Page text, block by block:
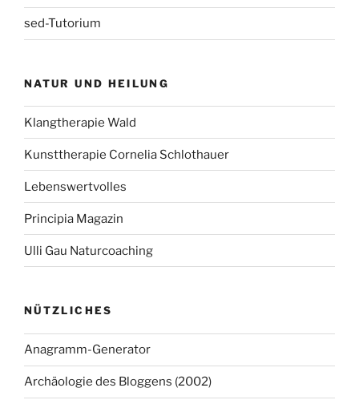
sed-Tutorium
NATUR UND HEILUNG
Klangtherapie Wald
Kunsttherapie Cornelia Schlothauer
Lebenswertvolles
Principia Magazin
Ulli Gau Naturcoaching
NÜTZLICHES
Anagramm-Generator
Archäologie des Bloggens (2002)